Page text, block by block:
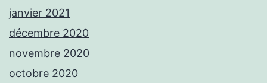
janvier 2021
décembre 2020
novembre 2020
octobre 2020